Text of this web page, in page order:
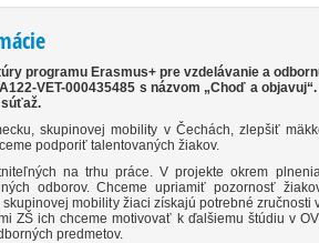
programu Erasmus+ pre vzdelávanie a
VET-000435485 s názvom „Choď a objavuj“.
súťaž.
skupinovej mobility v Čechách, zlepšiť
podporiť talentovaných žiakov.
na trhu práce. V projekte okrem
odborov. Chceme upriamiť pozornosť
mobility žiaci získajú potrebné zručnosti
ZŠ ich chceme motivovať k ďalšiemu štúdiu v
predmetov.